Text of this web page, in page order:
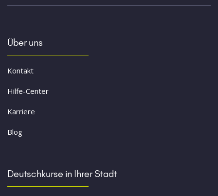
Über uns
Kontakt
Hilfe-Center
Karriere
Blog
Deutschkurse in Ihrer Stadt